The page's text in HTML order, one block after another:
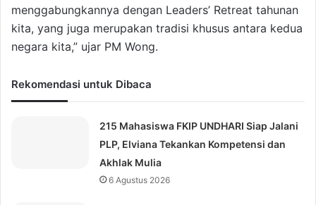
menggabungkannya dengan Leaders’ Retreat tahunan
kita, yang juga merupakan tradisi khusus antara kedua
negara kita,” ujar PM Wong.
Rekomendasi untuk Dibaca
215 Mahasiswa FKIP UNDHARI Siap Jalani
PLP, Elviana Tekankan Kompetensi dan
Akhlak Mulia
6 Agustus 2026